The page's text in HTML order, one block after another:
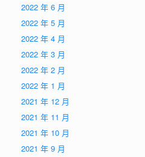
2022 年 6 月
2022 年 5 月
2022 年 4 月
2022 年 3 月
2022 年 2 月
2022 年 1 月
2021 年 12 月
2021 年 11 月
2021 年 10 月
2021 年 9 月